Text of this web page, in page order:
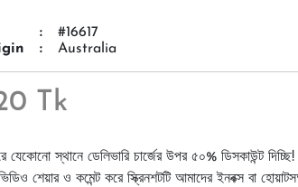
:
#16617
: Australia
Tk
যেকোনো স্থানে ডেলিভারি চার্জের উপর ৫০% ডিসকাউন্ট
শেয়ার ও কমেন্ট করে স্ক্রিনশটটি আমাদের ইনবক্স বা